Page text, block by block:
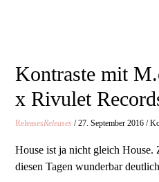
Kontraste mit
x Rivulet
ReleasesReleases / 27. September 2016 /
House ist ja nicht gleich House.
diesen Tagen wunderbar